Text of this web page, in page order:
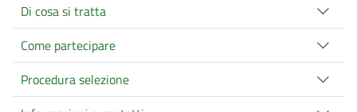
Di cosa si tratta
Come partecipare
Procedura selezione